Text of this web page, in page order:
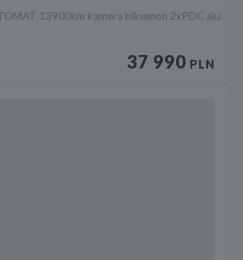
13900km kamera biksenon 2xPDC alu
37 990 PLN